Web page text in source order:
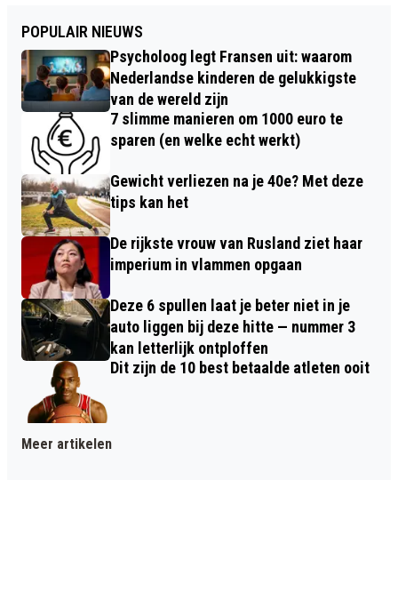
POPULAIR NIEUWS
Psycholoog legt Fransen uit: waarom
Nederlandse kinderen de gelukkigste
van de wereld zijn
7 slimme manieren om 1000 euro te
sparen (en welke echt werkt)
Gewicht verliezen na je 40e? Met deze
tips kan het
De rijkste vrouw van Rusland ziet haar
imperium in vlammen opgaan
Deze 6 spullen laat je beter niet in je
auto liggen bij deze hitte — nummer 3
kan letterlijk ontploffen
Dit zijn de 10 best betaalde atleten ooit
Meer artikelen